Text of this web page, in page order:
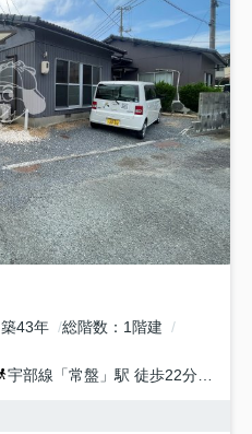
築43年 総階数
1階建
宇部線 「常盤 」駅 徒歩22分